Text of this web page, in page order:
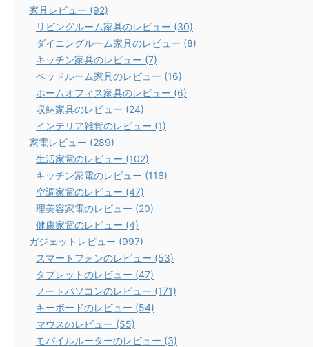
家具レビュー (92)
リビングルーム家具のレビュー (30)
ダイニングルーム家具のレビュー (8)
キッチン家具のレビュー (7)
ベッドルーム家具のレビュー (16)
ホームオフィス家具のレビュー (6)
収納家具のレビュー (24)
インテリア雑貨のレビュー (1)
家電レビュー (289)
生活家電のレビュー (102)
キッチン家電のレビュー (116)
空調家電のレビュー (47)
理美容家電のレビュー (20)
健康家電のレビュー (4)
ガジェットレビュー (997)
スマートフォンのレビュー (53)
タブレットのレビュー (47)
ノートパソコンのレビュー (171)
キーボードのレビュー (54)
マウスのレビュー (55)
モバイルルーターのレビュー (3)